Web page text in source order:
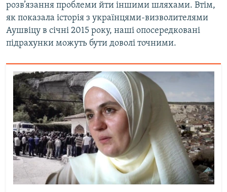
розв’язання проблеми йти іншими шляхами. Втім,
як показала історія з українцями-визволителями
Аушвіцу в січні 2015 року, наші опосередковані
підрахунки можуть бути доволі точними.